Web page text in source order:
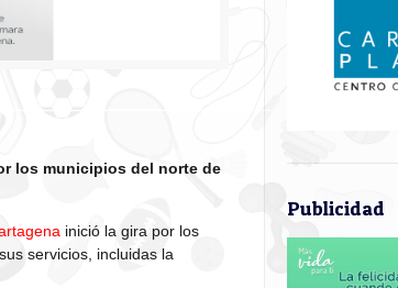
los municipios del norte de
inició la gira por los
servicios, incluidas la
Publicidad